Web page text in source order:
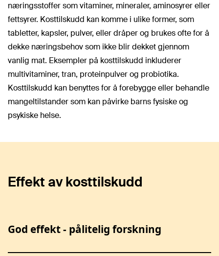
næringsstoffer som vitaminer, mineraler, aminosyrer eller
fettsyrer. Kosttilskudd kan komme i ulike former, som
tabletter, kapsler, pulver, eller dråper og brukes ofte for å
dekke næringsbehov som ikke blir dekket gjennom
vanlig mat. Eksempler på kosttilskudd inkluderer
multivitaminer, tran, proteinpulver og probiotika.
Kosttilskudd kan benyttes for å forebygge eller behandle
mangeltilstander som kan påvirke barns fysiske og
psykiske helse.
Effekt av kosttilskudd
God effekt - pålitelig forskning